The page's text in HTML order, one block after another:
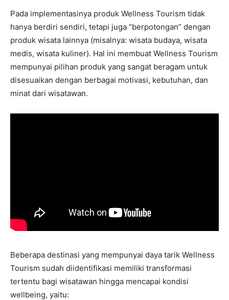
Pada implementasinya produk Wellness Tourism tidak
hanya berdiri sendiri, tetapi juga “berpotongan” dengan
produk wisata lainnya (misalnya: wisata budaya, wisata
medis, wisata kuliner). Hal ini membuat Wellness Tourism
mempunyai pilihan produk yang sangat beragam untuk
disesuaikan dengan berbagai motivasi, kebutuhan, dan
minat dari wisatawan.
Beberapa destinasi yang mempunyai daya tarik Wellness
Tourism sudah diidentifikasi memiliki transformasi
tertentu bagi wisatawan hingga mencapai kondisi
wellbeing, yaitu: